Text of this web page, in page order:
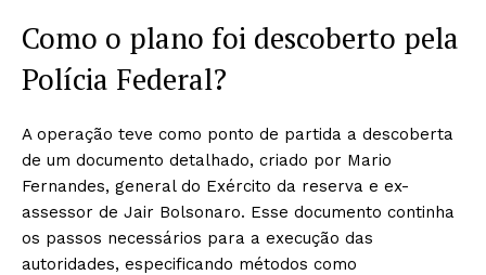
Como o plano foi descoberto pela
Polícia Federal?
A operação teve como ponto de partida a descoberta
de um documento detalhado, criado por Mario
Fernandes, general do Exército da reserva e ex-
assessor de Jair Bolsonaro. Esse documento continha
os passos necessários para a execução das
autoridades, especificando métodos como